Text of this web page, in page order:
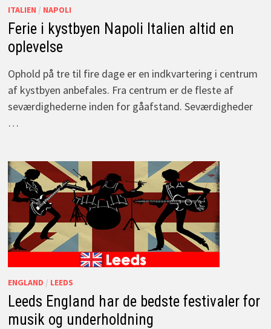
ITALIEN / NAPOLI
Ferie i kystbyen Napoli Italien altid en
oplevelse
Ophold på tre til fire dage er en indkvartering i centrum
af kystbyen anbefales. Fra centrum er de fleste af
seværdighederne inden for gåafstand. Seværdigheder
…
ENGLAND / LEEDS
Leeds England har de bedste festivaler for
musik og underholdning